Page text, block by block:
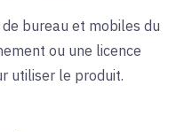
bureau et mobiles du
ou une licence
utiliser le produit.